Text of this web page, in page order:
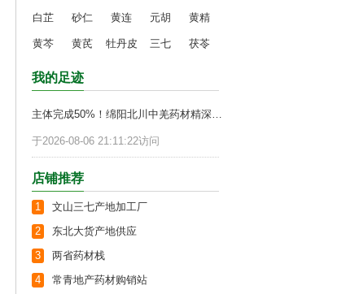
白芷 砂仁 黄连 元胡 黄精
黄芩 黄芪 牡丹皮 三七 茯苓
我的足迹
主体完成50%！绵阳北川中羌药材精深加工项目加速推进
于2026-08-06 21:11:22访问
店铺推荐
1
文山三七产地加工厂
2
东北大货产地供应
3
两省药材栈
4
常青地产药材购销站